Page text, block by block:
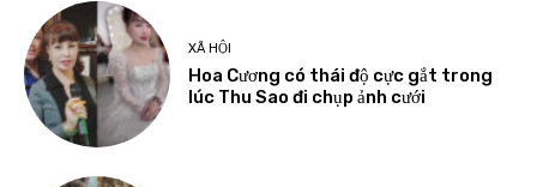
XÃ HỘI
Hoa Cương có thái độ cực gắt trong
lúc Thu Sao đi chụp ảnh cưới